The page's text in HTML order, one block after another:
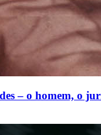
– o homem, o